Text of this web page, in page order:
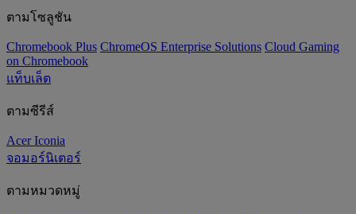
ตามโซลูชัน
Chromebook Plus ChromeOS Enterprise Solutions Cloud Gaming
on Chromebook
แท็บเล็ต
ตามซีรีส์
Acer Iconia
จอมอร์นิเตอร์
ตามหมวดหมู่